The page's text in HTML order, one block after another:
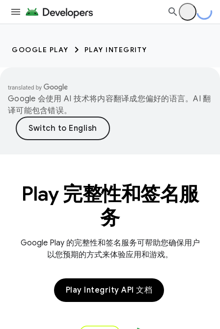
GOOGLE PLAY PLAY INTEGRITY
Google 会使用 AI 技术将内容翻译成您偏好的语言。AI 翻
译可能包含错误。
Play 完整性和签名服
务
Google Play 的完整性和签名服务可帮助您确保用户
以您预期的方式来体验应用和游戏。
Play Integrity API 文档